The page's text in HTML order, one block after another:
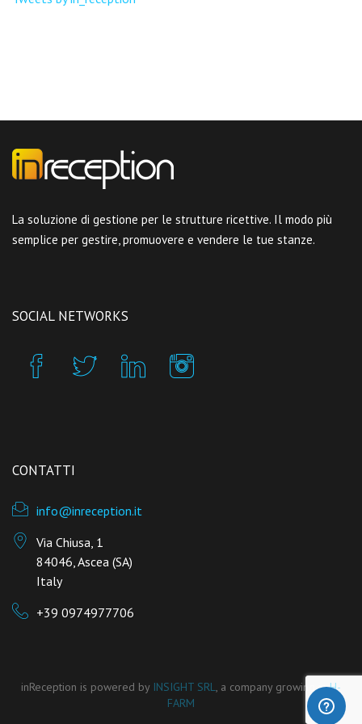
La soluzione di gestione per le strutture ricettive. Il modo più
semplice per gestire, promuovere e vendere le tue stanze.
SOCIAL NETWORKS
CONTATTI
info@inreception.it
Via Chiusa, 1
84046, Ascea (SA)
Italy
+39 0974977706
inReception is powered by INSIGHT SRL , a company growing inH-
FARM